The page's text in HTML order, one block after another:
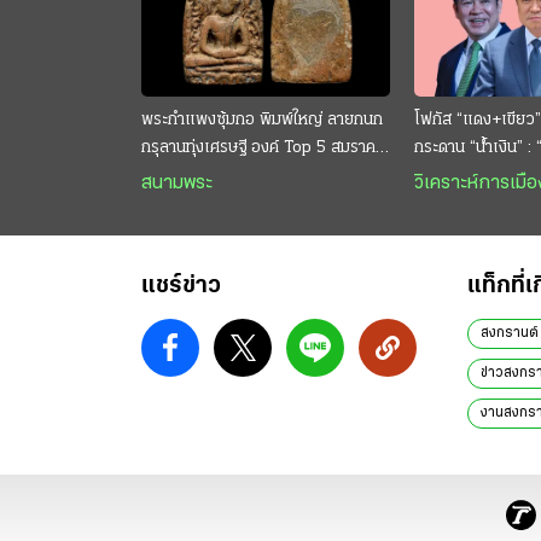
พระกำแพงซุ้มกอ พิมพ์ใหญ่ ลายกนก
กรุลานทุ่งเศรษฐี องค์ Top 5 สมราคา
หลักสิบล้าน
สนามพระ
โฟกัส “แดง+เขียว
กระดาน “นํ้าเงิน” :
กระหาย “อนุทิน”
วิเคราะห์การเมือ
แชร์ข่าว แท็กที่เ
สงกราน
ข่าวสงกร
งานสงกร